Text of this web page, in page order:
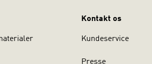
Kontakt os
Kundeservice
Presse